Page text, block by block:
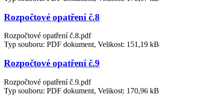
Rozpočtové opatření č.8
Rozpočtové opatření č.8.pdf
Typ souboru: PDF dokument, Velikost: 151,19 kB
Rozpočtové opatření č.9
Rozpočtové opatření č.9.pdf
Typ souboru: PDF dokument, Velikost: 170,96 kB